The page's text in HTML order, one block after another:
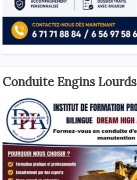
Conduite Engins Lourds